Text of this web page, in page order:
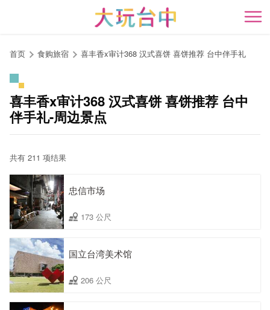
开
首页 食购旅宿 喜丰香x审计368 汉式喜饼 喜饼推荐 台中伴手礼
喜丰香x审计368 汉式喜饼 喜饼推荐 台中
伴手礼-周边景点
共有 211 项结果
忠信市场
173 公尺
国立台湾美术馆
206 公尺